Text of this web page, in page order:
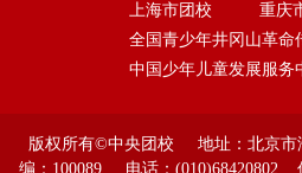
上海市团校
重庆
全国青少年井冈山革命
中国少年儿童发展服务
版权所有©中央团校 地址：北京
编：100089 电话：(010)68420802